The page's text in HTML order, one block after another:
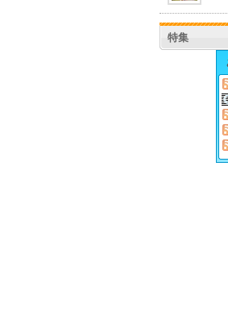
特集